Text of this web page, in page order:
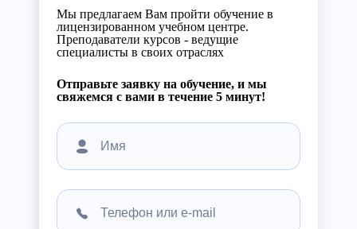
Мы предлагаем Вам пройти обучение в
лицензированном учебном центре.
Преподаватели курсов - ведущие
специалисты в своих отраслях
Отправьте заявку на обучение, и мы
свяжемся с вами в течение 5 минут!